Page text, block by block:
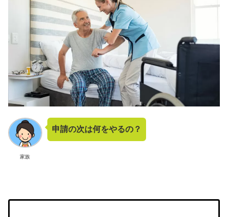
家族
申請の次は何をやるの？